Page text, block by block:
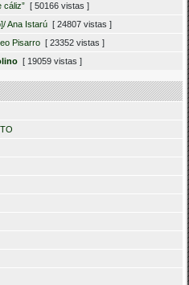
cáliz” [ 50166 vistas ]
Ana Istarú [ 24807 vistas ]
Pisarro [ 23352 vistas ]
[ 19059 vistas ]